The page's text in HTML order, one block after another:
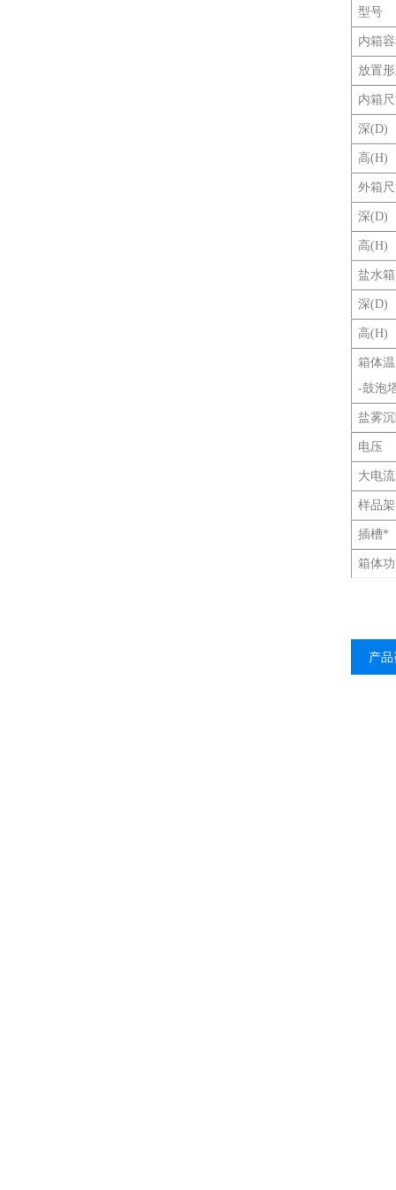
型号
内箱
放置
内箱
深(D)
高(H)
外箱
深(D)
高(H)
盐水
深(D)
高(H)
箱体
-鼓泡
盐雾
电压
大电流
样品架
插槽*
箱体
产